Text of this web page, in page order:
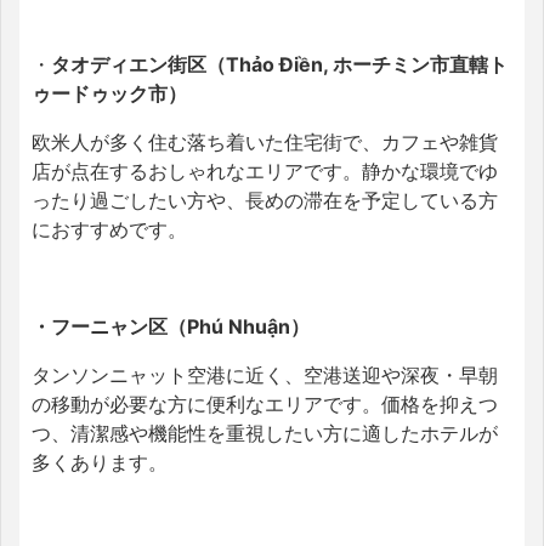
・ タオディエン街区（Thảo Điền, ホーチミン市直轄ト
ゥードゥック市）
欧米人が多く住む落ち着いた住宅街で、カフェや雑貨
店が点在するおしゃれなエリアです。静かな環境でゆ
ったり過ごしたい方や、長めの滞在を予定している方
におすすめです。
・フーニャン区（Phú Nhuận）
タンソンニャット空港に近く、空港送迎や深夜・早朝
の移動が必要な方に便利なエリアです。価格を抑えつ
つ、清潔感や機能性を重視したい方に適したホテルが
多くあります。